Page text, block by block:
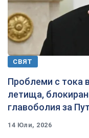
СВЯТ
Проблеми с тока
летища,
главоболия за
14 Юли, 2026